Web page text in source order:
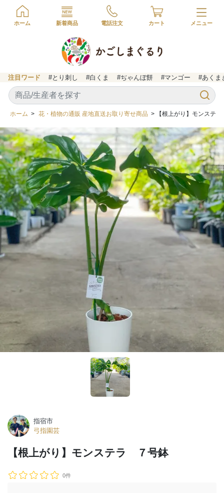
ホーム 新着商品 電話注文 カート
注目ワード #とり刺し #白くま #ぢゃんぼ餅 #マンゴー #あくま
ホーム > 花・植物の通販 産地直送お取り寄せ商品 > 【根上がり】モンステ
指宿市
弓指園芸
【根上がり】モンステラ ７号鉢
0件